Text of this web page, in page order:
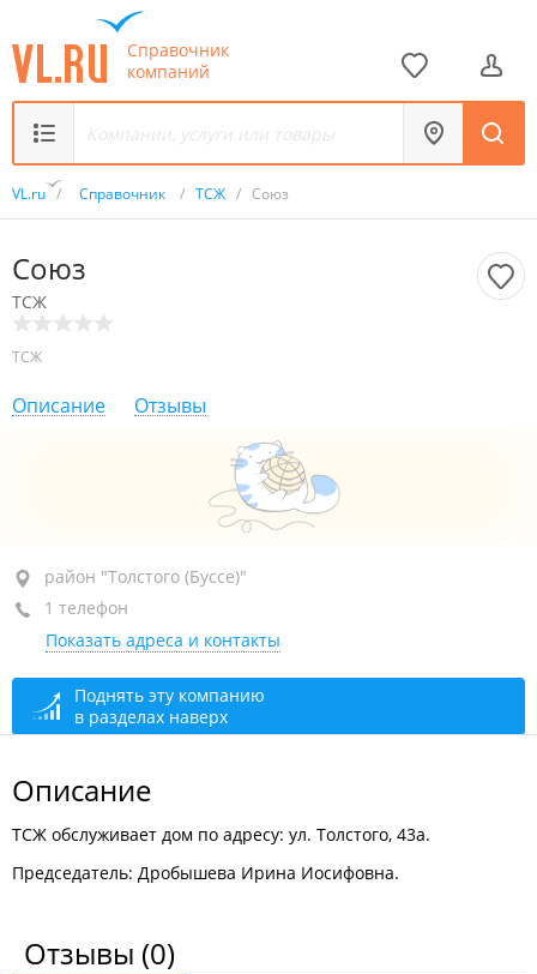
Справочник
компаний
VL.ru / Справочник / ТСЖ / Союз
Союз
ТСЖ
ТСЖ
Описание Отзывы
район "Толстого (Буссе)", ул. Толстого, 43А
+7 939 779-39-07
По предварительному звонку
Вахта сегодня закрыто
район "Толстого (Буссе)"
1 телефон
Показать адреса и контакты
Поднять эту компанию
в разделах наверх
Описание
ТСЖ обслуживает дом по адресу: ул. Толстого, 43а.
Председатель: Дробышева Ирина Иосифовна.
Отзывы (0)